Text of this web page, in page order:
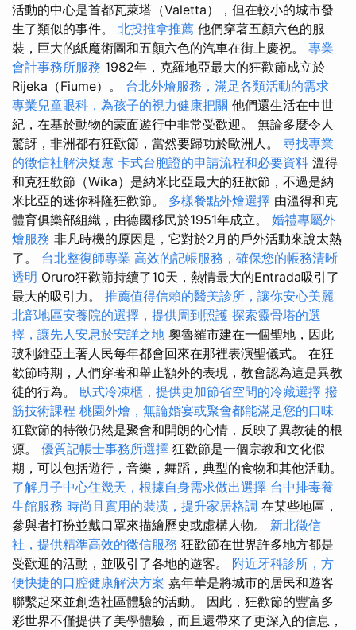
活動的中心是首都瓦萊塔（Valetta），但在較小的城市發
生了類似的事件。 北投推拿推薦 他們穿著五顏六色的服
裝，巨大的紙魔術圖和五顏六色的汽車在街上慶祝。 專業
會計事務所服務 1982年，克羅地亞最大的狂歡節成立於
Rijeka（Fiume）。 台北外燴服務，滿足各類活動的需求
專業兒童眼科，為孩子的視力健康把關 他們還生活在中世
紀，在基於動物的蒙面遊行中非常受歡迎。 無論多麼令人
驚訝，非洲都有狂歡節，當然要歸功於歐洲人。 尋找專業
的徵信社解決疑慮 卡式台胞證的申請流程和必要資料 溫得
和克狂歡節（Wika）是納米比亞最大的狂歡節，不過是納
米比亞的迷你科隆狂歡節。 多樣餐點外燴選擇 由溫得和克
體育俱樂部組織，由德國移民於1951年成立。 婚禮專屬外
燴服務 非凡時機的原因是，它對於2月的戶外活動來說太熱
了。 台北整復師專業 高效的記帳服務，確保您的帳務清晰
透明 Oruro狂歡節持續了10天，熱情最大的Entrada吸引了
最大的吸引力。 推薦值得信賴的醫美診所，讓你安心美麗
北部地區安養院的選擇，提供周到照護 探索靈骨塔的選
擇，讓先人安息於安詳之地 奧魯羅市建在一個聖地，因此
玻利維亞土著人民每年都會回來在那裡表演聖儀式。 在狂
歡節時期，人們穿著和舉止額外的表現，教會認為這是異教
徒的行為。 臥式冷凍櫃，提供更加節省空間的冷藏選擇 撥
筋技術課程 桃園外燴，無論婚宴或聚會都能滿足您的口味
狂歡節的特徵仍然是聚會和開朗的心情，反映了異教徒的根
源。 優質記帳士事務所選擇 狂歡節是一個宗教和文化假
期，可以包括遊行，音樂，舞蹈，典型的食物和其他活動。
了解月子中心住幾天，根據自身需求做出選擇 台中排毒養
生館服務 時尚且實用的裝潢，提升家居格調 在某些地區，
參與者打扮並戴口罩來描繪歷史或虛構人物。 新北徵信
社，提供精準高效的徵信服務 狂歡節在世界許多地方都是
受歡迎的活動，並吸引了各地的遊客。 附近牙科診所，方
便快捷的口腔健康解決方案 嘉年華是將城市的居民和遊客
聯繫起來並創造社區體驗的活動。 因此，狂歡節的豐富多
彩世界不僅提供了美學體驗，而且還帶來了更深入的信息，